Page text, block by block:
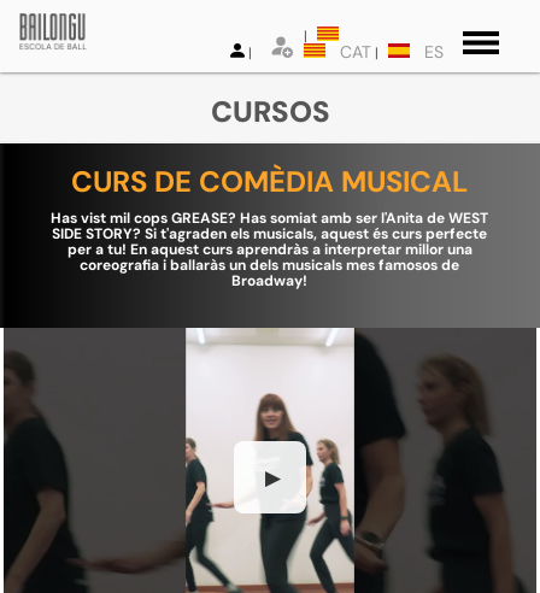
CAT ES
CURSOS
CURS DE COMÈDIA MUSICAL
Has vist mil cops GREASE? Has somiat amb ser l'Anita de WEST
SIDE STORY? Si t'agraden els musicals, aquest és curs perfecte
per a tu! En aquest curs aprendràs a interpretar millor una
coreografia i ballaràs un dels musicals mes famosos de
Broadway!
▶